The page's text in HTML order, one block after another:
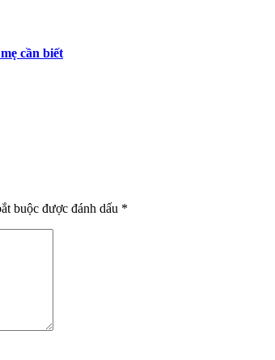
cần biết
buộc được đánh dấu *